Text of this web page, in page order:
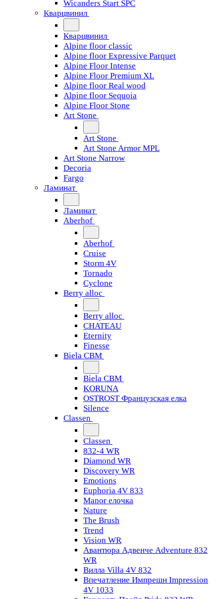
Wicanders Start SPC
Кварцвинил
Кварцвинил
Alpine floor classic
Alpine floor Expressive Parquet
Alpine Floor Intense
Alpine Floor Premium XL
Alpine floor Real wood
Alpine floor Sequoia
Alpine Floor Stone
Art Stone
Art Stone
Art Stone Armor MPL
Art Stone Narrow
Decoria
Fargo
Ламинат
Ламинат
Aberhof
Aberhof
Cruise
Storm 4V
Tornado
Сyclone
Berry alloc
Berry alloc
CHATEAU
Eternity
Finesse
Biela CBM
Biela CBM
KORUNA
OSTROST Французская елка
Silence
Classen
Classen
832-4 WR
Diamond WR
Discovery WR
Emotions
Euphoria 4V 833
Manor елочка
Nature
The Brush
Trend
Vision WR
Авантюра Адвенче Adventure 832
WR
Вилла Villa 4V 832
Впечатление Импрешн Impression
4V 1033